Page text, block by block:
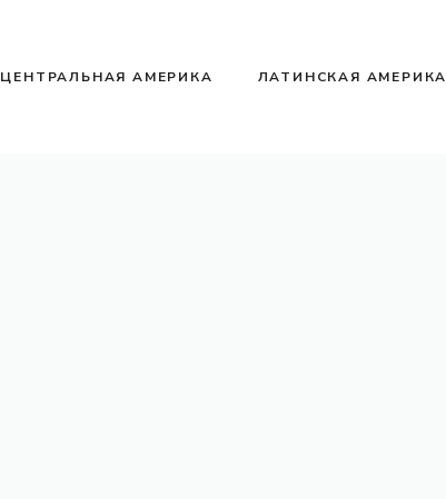
ЦЕНТРАЛЬНАЯ АМЕРИКА ЛАТИНСКАЯ АМЕРИКА